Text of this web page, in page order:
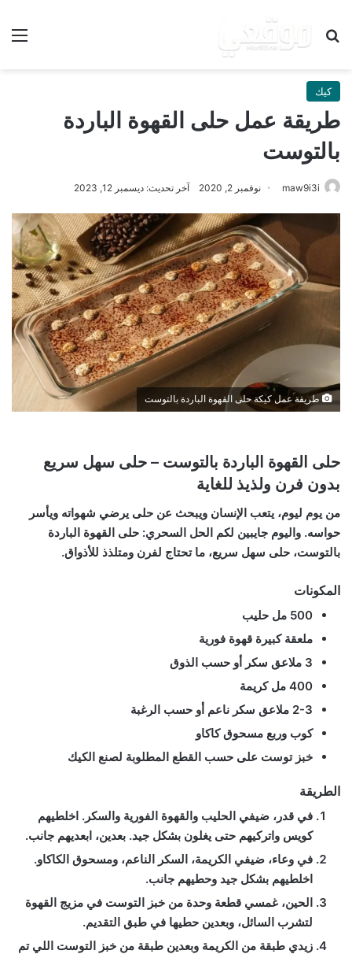
بحث عن
كيك
طريقة عمل حلى القهوة الباردة
بالتوست
maw9i3i نوفمبر 2, 2020 آخر تحديث: ديسمبر 12, 2023
طريقة عمل كيكة حلى القهوة الباردة بالتوست
حلى القهوة الباردة بالتوست – حلى سهل سريع
بدون فرن ولذيذ للغاية
من يوم ليوم، يتعب الإنسان ويبحث عن حلى يرضي شهواته ويأسر
حواسه. واليوم جايبين لكم الحل السحري: حلى القهوة الباردة
بالتوست، حلى سهل سريع، ما تحتاج لفرن ومتلذذ للأذواق.
المكونات
500 مل حليب
ملعقة كبيرة قهوة فورية
3 ملاعق سكر أو حسب الذوق
400 مل كريمة
2-3 ملاعق سكر ناعم أو حسب الرغبة
كوب وربع مسحوق كاكاو
خبز توست على حسب القطع المطلوبة لصنع الكيك
الطريقة
في قدر، ضيفي الحليب والقهوة الفورية والسكر. اخلطيهم
كويس واتركيهم حتى يغلون بشكل جيد. بعدين، ابعديهم جانب.
في وعاء، ضيفي الكريمة، السكر الناعم، ومسحوق الكاكاو.
اخلطيهم بشكل جيد وحطيهم جانب.
الحين، غمسي قطعة وحدة من خبز التوست في مزيج القهوة
لتشرب السائل، وبعدين حطيها في طبق التقديم.
زيدي طبقة من الكريمة وبعدين طبقة من خبز التوست اللي تم